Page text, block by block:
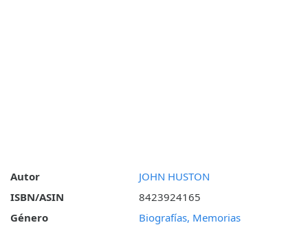
Autor
JOHN HUSTON
ISBN/ASIN
8423924165
Género
Biografías, Memorias